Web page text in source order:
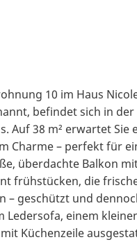
10 im Haus
befindet sich in
Auf 38 m² erwartet Sie
Charme – perfekt für
überdachte Balkon
frühstücken, die
– geschützt und
Ledersofa, einem
Küchenzeile